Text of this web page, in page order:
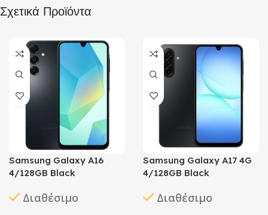
Σχετικά Προϊόντα
Samsung Galaxy A16
4/128GB Black
Διαθέσιμο
Samsung Galaxy A17 4G
4/128GB Black
Διαθέσιμο